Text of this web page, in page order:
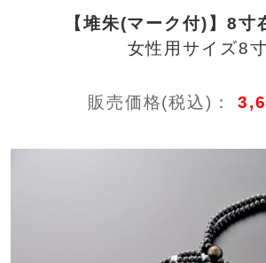
【堆朱(マーク付)】8寸
女性用サイズ8寸
販売価格(税込)：